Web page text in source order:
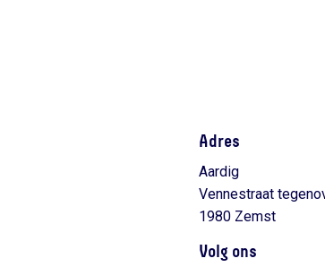
Adres
Aardig
Vennestraat
1980 Zemst
Volg ons